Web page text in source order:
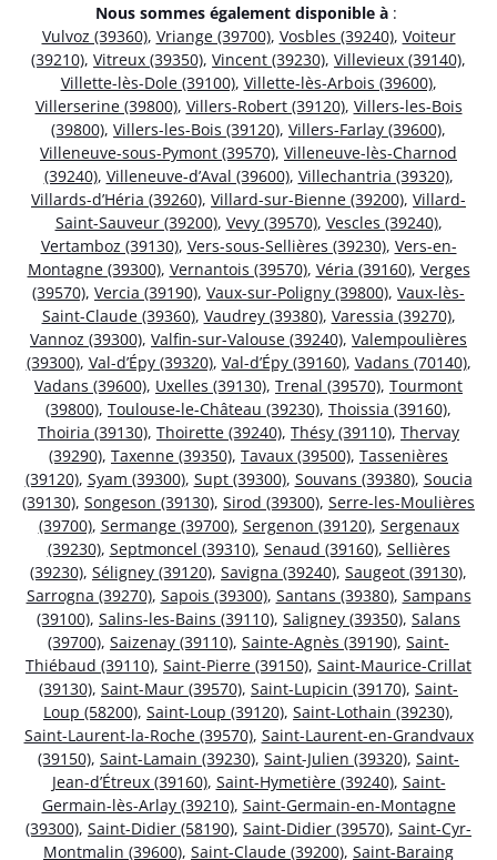
Nous sommes également disponible à :
Vulvoz (39360), Vriange (39700), Vosbles (39240), Voiteur
(39210), Vitreux (39350), Vincent (39230), Villevieux (39140),
Villette-lès-Dole (39100), Villette-lès-Arbois (39600),
Villerserine (39800), Villers-Robert (39120), Villers-les-Bois
(39800), Villers-les-Bois (39120), Villers-Farlay (39600),
Villeneuve-sous-Pymont (39570), Villeneuve-lès-Charnod
(39240), Villeneuve-d’Aval (39600), Villechantria (39320),
Villards-d’Héria (39260), Villard-sur-Bienne (39200), Villard-
Saint-Sauveur (39200), Vevy (39570), Vescles (39240),
Vertamboz (39130), Vers-sous-Sellières (39230), Vers-en-
Montagne (39300), Vernantois (39570), Véria (39160), Verges
(39570), Vercia (39190), Vaux-sur-Poligny (39800), Vaux-lès-
Saint-Claude (39360), Vaudrey (39380), Varessia (39270),
Vannoz (39300), Valfin-sur-Valouse (39240), Valempoulières
(39300), Val-d’Épy (39320), Val-d’Épy (39160), Vadans (70140),
Vadans (39600), Uxelles (39130), Trenal (39570), Tourmont
(39800), Toulouse-le-Château (39230), Thoissia (39160),
Thoiria (39130), Thoirette (39240), Thésy (39110), Thervay
(39290), Taxenne (39350), Tavaux (39500), Tassenières
(39120), Syam (39300), Supt (39300), Souvans (39380), Soucia
(39130), Songeson (39130), Sirod (39300), Serre-les-Moulières
(39700), Sermange (39700), Sergenon (39120), Sergenaux
(39230), Septmoncel (39310), Senaud (39160), Sellières
(39230), Séligney (39120), Savigna (39240), Saugeot (39130),
Sarrogna (39270), Sapois (39300), Santans (39380), Sampans
(39100), Salins-les-Bains (39110), Saligney (39350), Salans
(39700), Saizenay (39110), Sainte-Agnès (39190), Saint-
Thiébaud (39110), Saint-Pierre (39150), Saint-Maurice-Crillat
(39130), Saint-Maur (39570), Saint-Lupicin (39170), Saint-
Loup (58200), Saint-Loup (39120), Saint-Lothain (39230),
Saint-Laurent-la-Roche (39570), Saint-Laurent-en-Grandvaux
(39150), Saint-Lamain (39230), Saint-Julien (39320), Saint-
Jean-d’Étreux (39160), Saint-Hymetière (39240), Saint-
Germain-lès-Arlay (39210), Saint-Germain-en-Montagne
(39300), Saint-Didier (58190), Saint-Didier (39570), Saint-Cyr-
Montmalin (39600), Saint-Claude (39200), Saint-Baraing